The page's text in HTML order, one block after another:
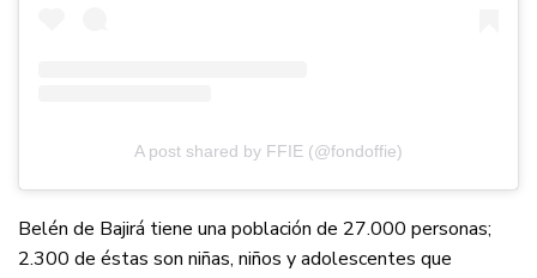
A post shared by FFIE (@fondoffie)
Belén de Bajirá tiene una población de 27.000 personas;
2.300 de éstas son niñas, niños y adolescentes que